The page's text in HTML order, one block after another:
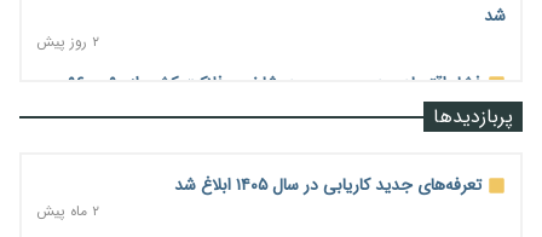
شد
۲ روز پیش
فشار اقتصادی در مسیر صعود؛ شاخص فلاکت کشور از ۹۰ به ۹۶
درصد رسید
رشد ۷۵ هزار میلیاردی بازار خرید اعتباری؛ فین‌تک‌ها وارد میدان
پربازدیدها
تعرفه‌های جدید کاریابی در سال ۱۴۰۵ ابلاغ شد
۲ ماه پیش